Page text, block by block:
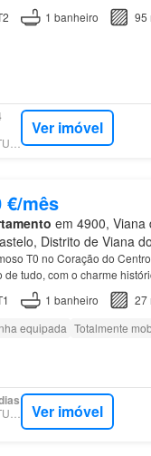
1 banheiro 95
Ver imóvel
€/mês
em 4900, Viana
Distrito de Viana
T0 no Coração do
de tudo, com o charme
mais privilegiadas de
1 banheiro
27
equipada Totalmente
Ver imóvel